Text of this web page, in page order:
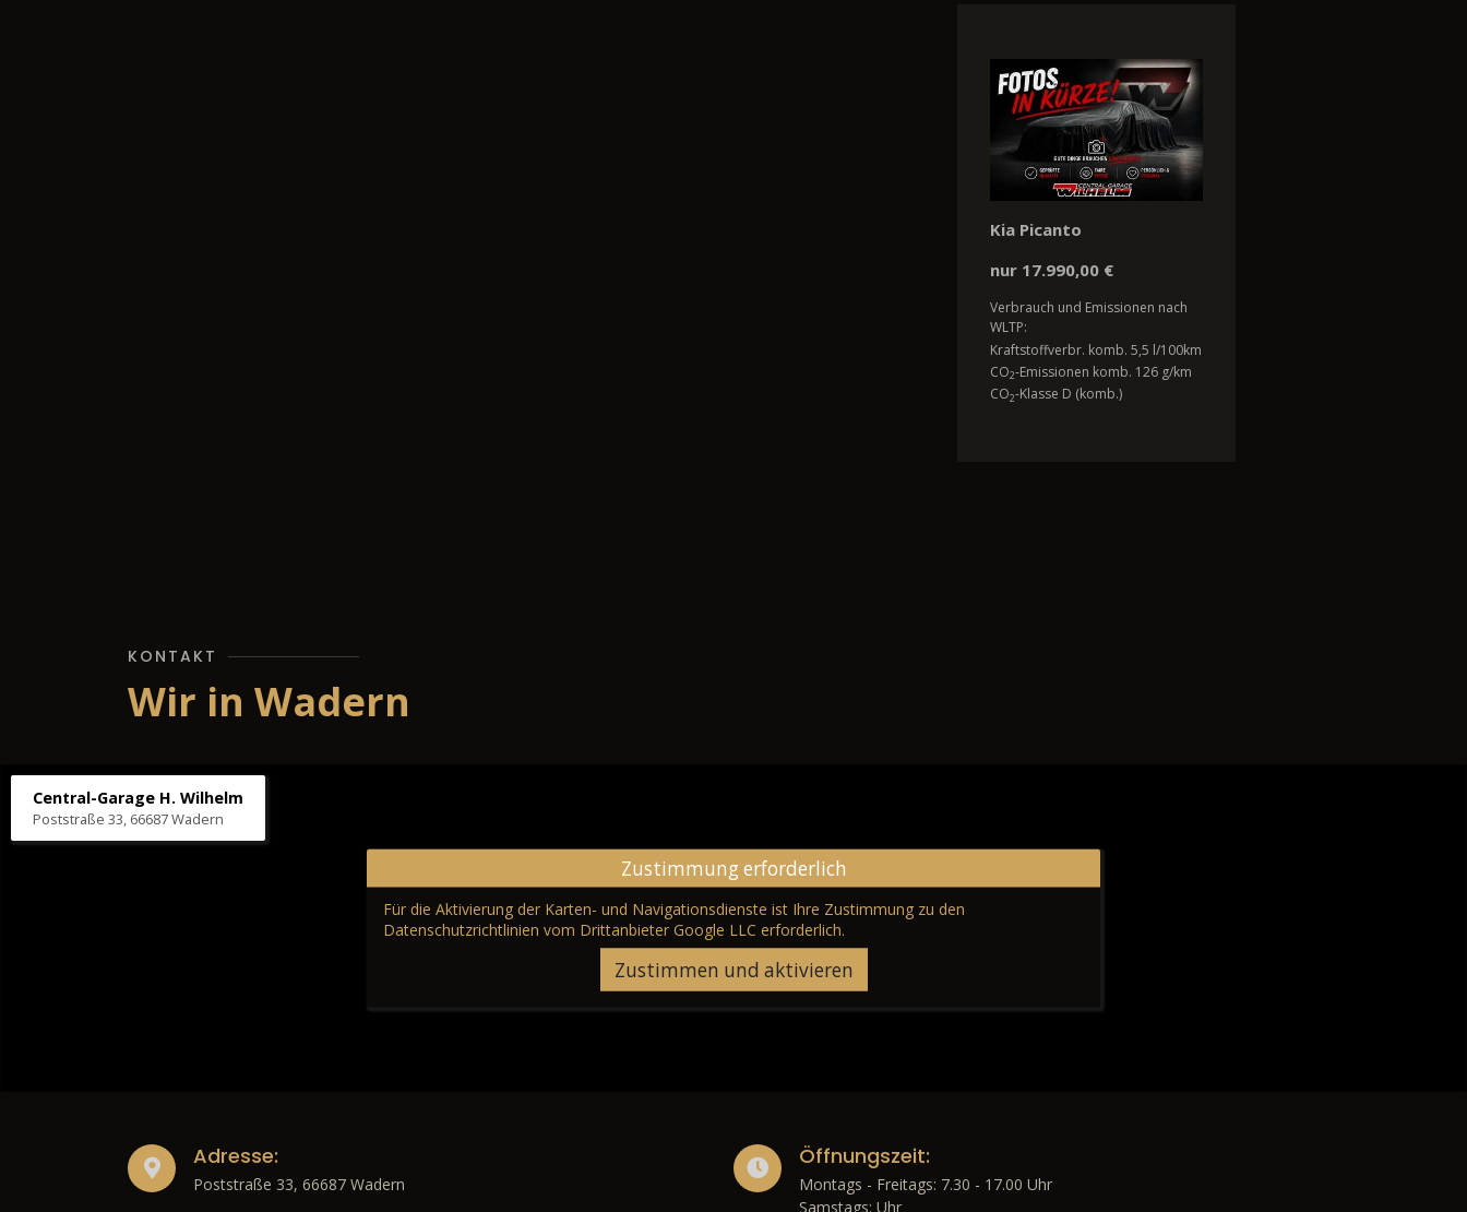
Kia Picanto
nur 17.990,00 €
Verbrauch und Emissionen nach
WLTP:
Kraftstoffverbr. komb. 5,5 l/100km
CO2-Emissionen komb. 126 g/km
CO2-Klasse D (komb.)
KONTAKT
Wir in Wadern
Central-Garage H. Wilhelm
Poststraße 33, 66687 Wadern
Zustimmung erforderlich
Für die Aktivierung der Karten- und Navigationsdienste ist Ihre Zustimmung zu den
Datenschutzrichtlinien vom Drittanbieter Google LLC erforderlich.
Zustimmen und aktivieren
Adresse:
Poststraße 33, 66687 Wadern
Öffnungszeit:
Montags - Freitags: 7.30 - 17.00 Uhr
Samstags: Uhr